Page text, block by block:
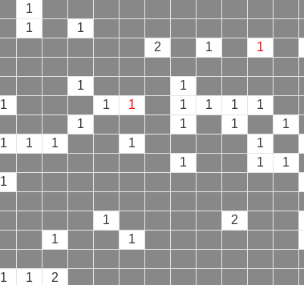
1
1 1
2 1 1
1 1
1 1 1 1 1 1 1
1 1 1 1
1 1 1 1 1
1 1 1
1
1 2
1 1
1 1 2